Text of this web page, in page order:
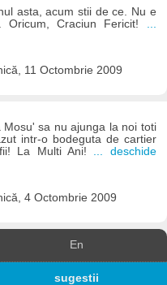
asta, acum stii de ce. Nu e
Craciun Fericit! ...
11 Octombrie 2009
sa nu ajunga la noi toti
intr-o bodeguta de cartier
La Multi Ani!
... deschide
4 Octombrie 2009
En
sugestii